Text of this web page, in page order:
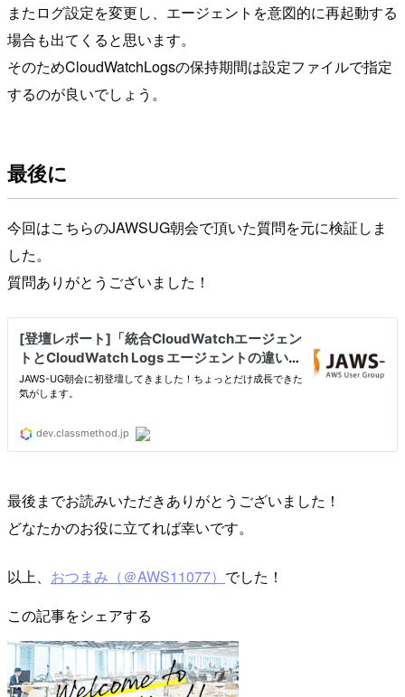
またログ設定を変更し、エージェントを意図的に再起動する
場合も出てくると思います。
そのためCloudWatchLogsの保持期間は設定ファイルで指定
するのが良いでしょう。
最後に
今回はこちらのJAWSUG朝会で頂いた質問を元に検証しま
した。
質問ありがとうございました！
最後までお読みいただきありがとうございました！
どなたかのお役に立てれば幸いです。
以上、 おつまみ（＠AWS11077） でした！
この記事をシェアする